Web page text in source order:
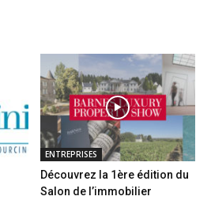
ENTREPRISES
Découvrez la 1ère édition du
Salon de l’immobilier